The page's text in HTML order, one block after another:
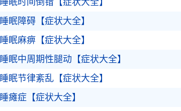
睡眠时间倒错【症状大全】
睡眠障碍【症状大全】
睡眠麻痹【症状大全】
睡眠中周期性腿动【症状大全】
睡眠节律紊乱【症状大全】
睡瘫症【症状大全】